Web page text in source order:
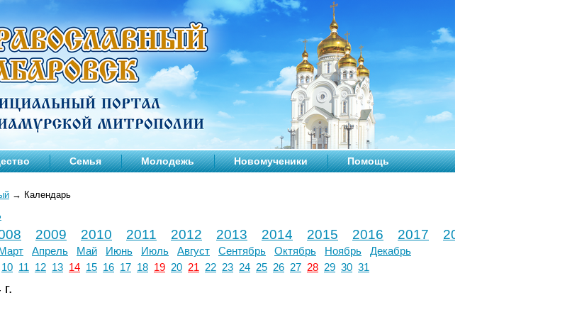
Семья Молодежь Новомученики Помощь
→ Календарь
2009 2010 2011 2012 2013 2014 2015 2016 2017 2018
Март Апрель Май Июнь Июль Август Сентябрь Октябрь Ноябрь
Декабрь
10 11 12 13 14 15 16 17 18 19 20 21 22 23 24 25 26 27 28 29 30 31